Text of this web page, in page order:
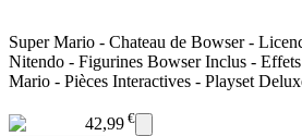
Super Mario - Chateau de Bowser -
Nitendo - Figurines Bowser Inclus -
Mario - Pièces Interactives - Playset
42,99 €